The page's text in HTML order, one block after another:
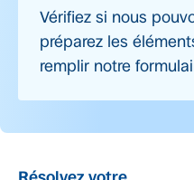
Vérifiez si nous
préparez les
remplir notre